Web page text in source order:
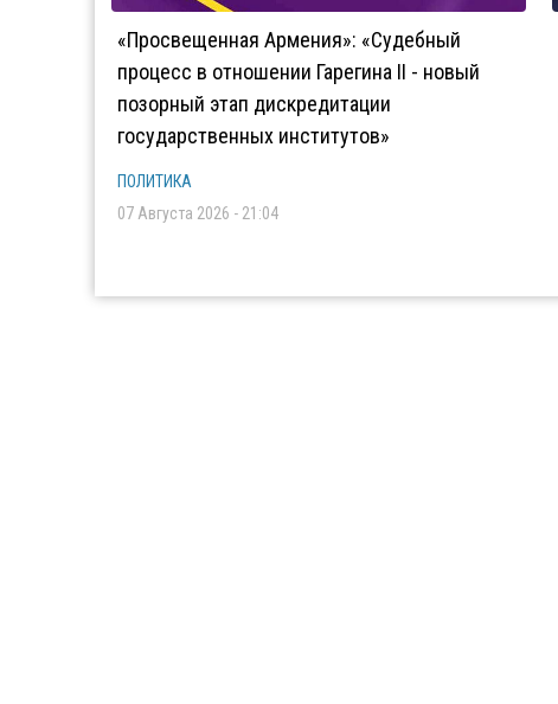
«Просвещенная Армения»: «Судебный
процесс в отношении Гарегина II - новый
позорный этап дискредитации
государственных институтов»
ПОЛИТИКА
07 Августа 2026 - 21:04